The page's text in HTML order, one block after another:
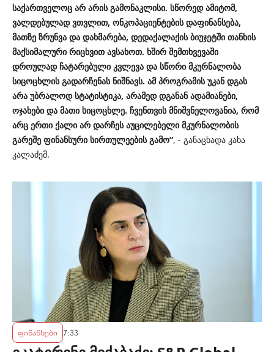
საქართველოც არ არის გამონაკლისი. სწორედ ამიტომ,
ვალდებულად ვთვლით, ონკოპაციენტების დაფინანსება,
მათზე ზრუნვა და დახმარება, დედაქალაქის ბიუჯეტში თანხის
მაქსიმალური რიცხვით ავსახოთ. ხშირ შემთხვევაში
დროულად ჩატარებული კვლევა და სწორი მკურნალობა
სიცოცხლის გადარჩენას ნიშნავს. ამ პროგრამის უკან დგას
არა უბრალოდ სტატისტიკა, არამედ დგანან ადამიანები,
ოჯახები და მათი სიცოცხლე. ჩვენთვის მნიშვნელოვანია, რომ
არც ერთი ქალი არ დარჩეს აუცილებელი მკურნალობის
გარეშე ფინანსური სირთულეების გამო“, - განაცხადა კახა
კალაძემ.
ფინანსები 7:33